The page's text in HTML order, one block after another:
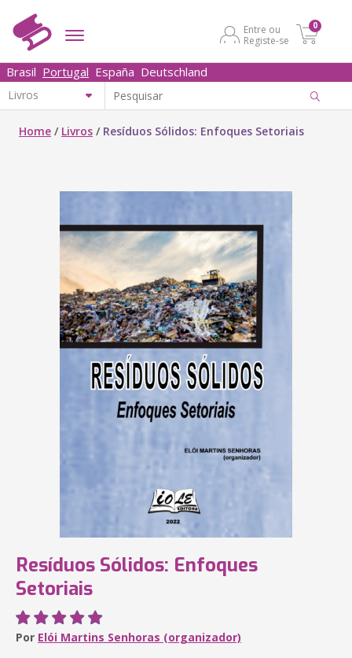
Entre ou
Registe-se
0
Brasil Portugal España Deutschland
Home / Livros / Resíduos Sólidos: Enfoques Setoriais
Resíduos Sólidos: Enfoques
Setoriais
Por Elói Martins Senhoras (organizador)